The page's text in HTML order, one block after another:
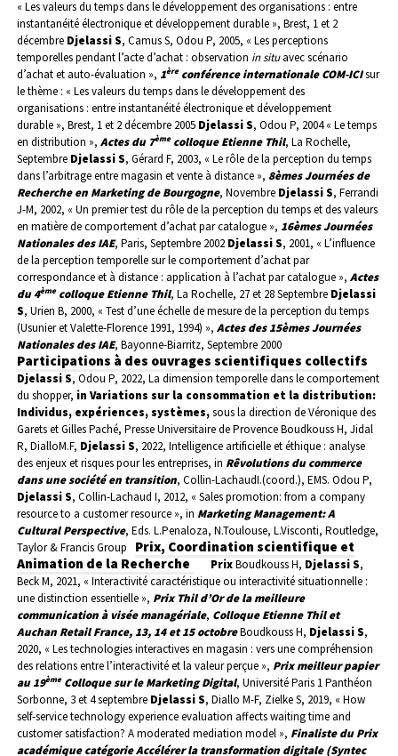
« Les valeurs du temps dans le développement des organisations : entre
instantanéité électronique et développement durable », Brest, 1 et 2
décembre Djelassi S, Camus S, Odou P, 2005, « Les perceptions
temporelles pendant l’acte d’achat : observation insituavec scénario
d’achat et auto-évaluation », 1ère conférence internationale COM-ICIsur
le thème : « Les valeurs du temps dans le développement des
organisations : entre instantanéité électronique et développement
durable », Brest, 1 et 2 décembre 2005 Djelassi S, Odou P, 2004 « Le temps
en distribution », Actes du 7ème colloque Etienne Thil, La Rochelle,
Septembre Djelassi S, Gérard F, 2003, « Le rôle de la perception du temps
dans l’arbitrage entre magasin et vente à distance », 8èmes Journées de
Recherche en Marketing de Bourgogne, Novembre Djelassi S, Ferrandi
J-M, 2002, « Un premier test du rôle de la perception du temps et des valeurs
en matière de comportement d’achat par catalogue », 16èmes Journées
Nationales des IAE, Paris, Septembre 2002 Djelassi S, 2001, « L’influence
de la perception temporelle sur le comportement d’achat par
correspondance et à distance : application à l’achat par catalogue », Actes
du 4ème colloque Etienne Thil, La Rochelle, 27 et 28 Septembre Djelassi
S, Urien B, 2000, « Test d’une échelle de mesure de la perception du temps
(Usunier et Valette-Florence 1991, 1994) », Actes des 15èmes Journées
Nationales des IAE, Bayonne-Biarritz, Septembre 2000
Participations à des ouvrages scientifiques collectifs
Djelassi S, Odou P, 2022, La dimension temporelle dans le comportement
du shopper, in Variations sur la consommation et la distribution:
Individus, expériences, systèmes,sous la direction de Véronique des
Garets et Gilles Paché, Presse Universitaire de ProvenceBoudkoussH, Jidal
R, DialloM.F, Djelassi S, 2022, Intelligence artificielle et éthique : analyse
des enjeux et risques pour les entreprises, in Rêvolutions du commerce
dans une société en transition, Collin-LachaudI.(coord.), EMS. Odou P,
Djelassi S, Collin-Lachaud I, 2012, « Sales promotion: from a company
resource to a customer resource », in Marketing Management: A
Cultural Perspective, Eds. L.Penaloza, N.Toulouse, L.Visconti, Routledge,
Taylor & Francis Group
Prix, Coordination scientifique et
Animation de la Recherche
PrixBoudkouss H, Djelassi S,
Beck M, 2021, « Interactivité caractéristique ou interactivité situationnelle :
une distinction essentielle », Prix Thil d’Or de la meilleure
communication à visée managériale, Colloque Etienne Thil et
Auchan Retail France, 13, 14 et 15 octobreBoudkouss H, Djelassi S,
2020, « Les technologies interactives en magasin : vers une compréhension
des relations entre l’interactivité et la valeur perçue », Prix meilleur papier
au 19ème Colloque sur le Marketing Digital, Université Paris 1 Panthéon
Sorbonne, 3 et 4 septembre Djelassi S, Diallo M-F, Zielke S, 2019, « How
self-service technology experience evaluation affects waiting time and
customer satisfaction? A moderated mediation model », Finaliste du Prix
académique catégorie Accélérer la transformation digitale (Syntec